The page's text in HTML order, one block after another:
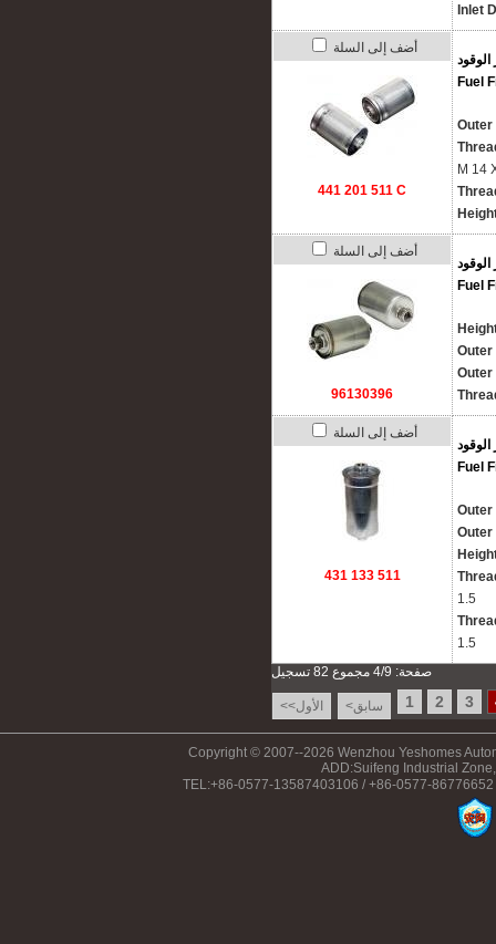
Inlet
أضف إلى السلة
441 201 511 C
الوقود
Fuel
Outer
M 14
أضف إلى السلة
96130396
الوقود
Fuel
Outer
Outer
أضف إلى السلة
431 133 511
الوقود
Fuel
Outer
Outer
1.5
1.5
صفحة: 4/9 مجموع 82 تسجيل
<<الأول <سابق 1 2 3
Copyright © 2007--2026 Wenzhou Yeshomes
ADD:Suifeng Industrial
TEL:+86-0577-13587403106 / +86-0577-